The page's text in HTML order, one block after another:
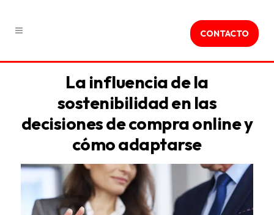
CONTACTO
La influencia de la
sostenibilidad en las
decisiones de compra online y
cómo adaptarse